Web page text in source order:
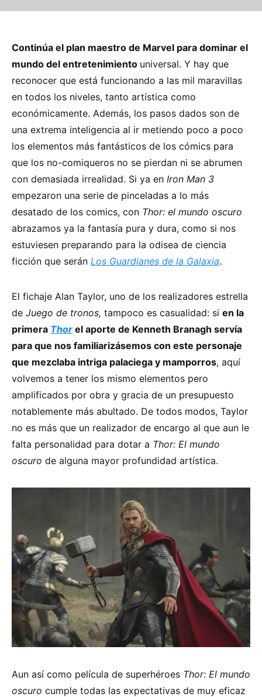
Continúa el plan maestro de Marvel para dominar el
mundo del entretenimiento universal. Y hay que
reconocer que está funcionando a las mil maravillas
en todos los niveles, tanto artística como
económicamente. Además, los pasos dados son de
una extrema inteligencia al ir metiendo poco a poco
los elementos más fantásticos de los cómics para
que los no-comiqueros no se pierdan ni se abrumen
con demasiada irrealidad. Si ya en Iron Man 3
empezaron una serie de pinceladas a lo más
desatado de los comics, con Thor: el mundo oscuro
abrazamos ya la fantasía pura y dura, como si nos
estuviesen preparando para la odisea de ciencia
ficción que serán Los Guardianes de la Galaxia.
El fichaje Alan Taylor, uno de los realizadores estrella
de Juego de tronos, tampoco es casualidad: si en la
primera Thor el aporte de Kenneth Branagh servía
para que nos familiarizásemos con este personaje
que mezclaba intriga palaciega y mamporros, aquí
volvemos a tener los mismo elementos pero
amplificados por obra y gracia de un presupuesto
notablemente más abultado. De todos modos, Taylor
no es más que un realizador de encargo al que aun le
falta personalidad para dotar a Thor: El mundo
oscuro de alguna mayor profundidad artística.
Aun así como película de superhéroes Thor: El mundo
oscuro cumple todas las expectativas de muy eficaz